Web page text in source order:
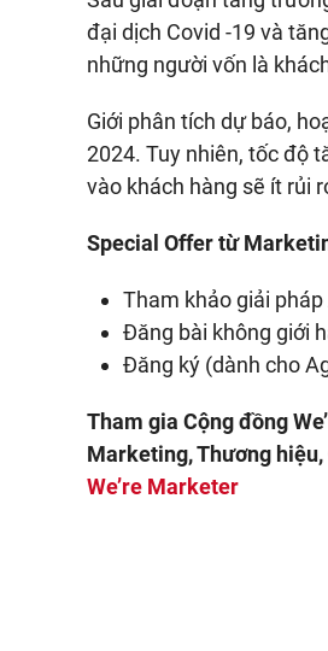
đại dịch Covid -19 và
những người vốn là
Giới phân tích dự báo,
2024. Tuy nhiên, tốc độ
vào khách hàng sẽ ít rủi
Special Offer từ
Tham khảo giải
Đăng bài không giới
Đăng ký (dành cho
Tham gia Cộng đồng
Marketing, Thương
We’re Marketer